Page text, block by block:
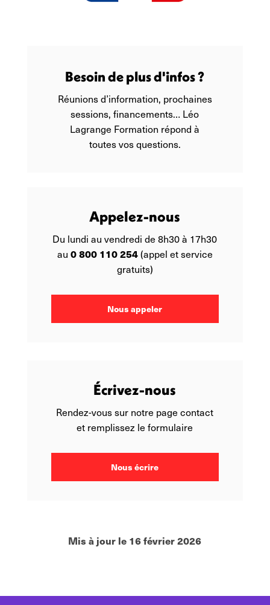
Besoin de plus d'infos ?
Réunions d’information, prochaines
sessions, financements… Léo
Lagrange Formation répond à
toutes vos questions.
Appelez-nous
Du lundi au vendredi de 8h30 à 17h30
au 0 800 110 254(appel et service
gratuits)
Nous appeler
Écrivez-nous
Rendez-vous sur notre page contact
et remplissez le formulaire
Nous écrire
Mis à jour le 16 février 2026